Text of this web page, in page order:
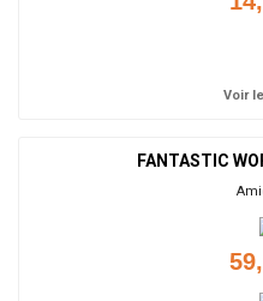
Voir
FANTASTIC